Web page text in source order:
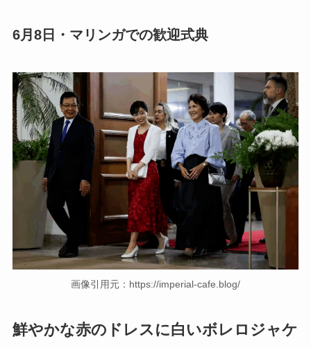
6月8日・マリンガでの歓迎式典
画像引用元：https://imperial-cafe.blog/
鮮やかな赤のドレスに白いボレロジャケ